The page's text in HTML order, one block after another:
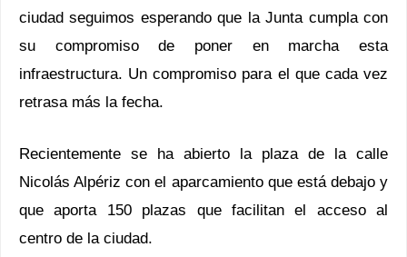
ciudad seguimos esperando que la Junta cumpla con
su compromiso de poner en marcha esta
infraestructura. Un compromiso para el que cada vez
retrasa más la fecha.
Recientemente se ha abierto la plaza de la calle
Nicolás Alpériz con el aparcamiento que está debajo y
que aporta 150 plazas que facilitan el acceso al
centro de la ciudad.